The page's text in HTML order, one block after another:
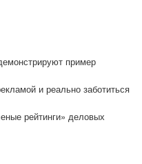
пример
и реально заботиться
рейтинги» деловых